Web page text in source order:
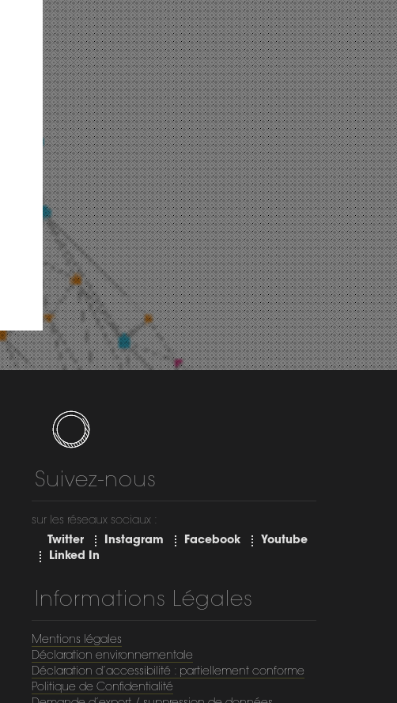
Suivez-nous
sur les réseaux sociaux :
Twitter
Instagram Facebook
Youtube
Linked In
Informations Légales
Mentions légales
Déclaration environnementale
Déclaration d’accessibilité : partiellement conforme
Politique de Confidentialité